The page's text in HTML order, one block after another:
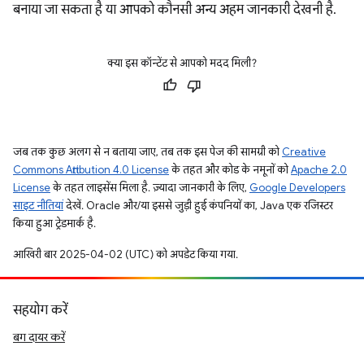
बनाया जा सकता है या आपको कौनसी अन्य अहम जानकारी देखनी है.
क्या इस कॉन्टेंट से आपको मदद मिली?
जब तक कुछ अलग से न बताया जाए, तब तक इस पेज की सामग्री कोCreative
Commons Attribution 4.0 Licenseके तहत और कोड के नमूनों कोApache 2.0
Licenseके तहत लाइसेंस मिला है. ज़्यादा जानकारी के लिए, Google Developers
साइट नीतियांदेखें. Oracle और/या इससे जुड़ी हुई कंपनियों का, Java एक रजिस्टर
किया हुआ ट्रेडमार्क है.
आखिरी बार 2025-04-02 (UTC) को अपडेट किया गया.
सहयोग करें
बग दायर करें